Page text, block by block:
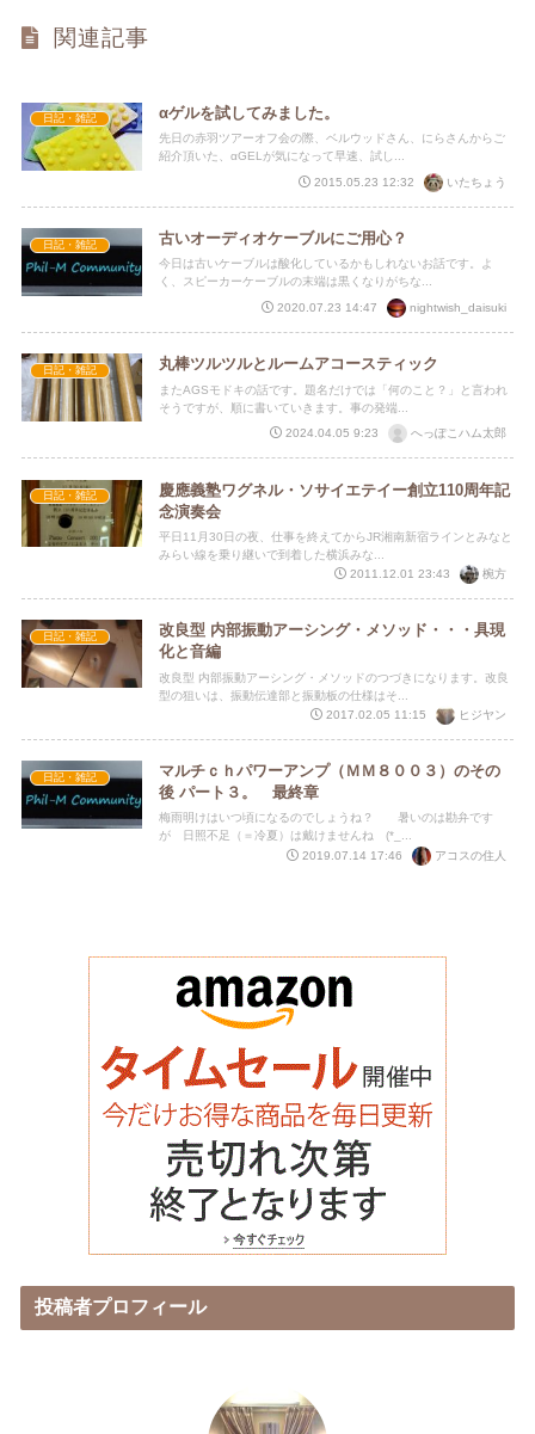
関連記事
日記・雑記 αゲルを試してみました。
先日の赤羽ツアーオフ会の際、ベルウッドさん、にらさんからご
紹介頂いた、αGELが気になって早速、試し...
2015.05.23 12:32 いたちょう
日記・雑記 古いオーディオケーブルにご用心？
今日は古いケーブルは酸化しているかもしれないお話です。よ
く、スピーカーケーブルの末端は黒くなりがちな...
2020.07.23 14:47
nightwish_daisuki
日記・雑記 丸棒ツルツルとルームアコースティック
またAGSモドキの話です。題名だけでは「何のこと？」と言われ
そうですが、順に書いていきます。事の発端...
2024.04.05 9:23
へっぽこハム太郎
日記・雑記
慶應義塾ワグネル・ソサイエテイー創立110周年記
念演奏会
平日11月30日の夜、仕事を終えてからJR湘南新宿ラインとみなと
みらい線を乗り継いで到着した横浜みな...
2011.12.01 23:43
椀方
日記・雑記
改良型 内部振動アーシング・メソッド・・・具現
化と音編
改良型 内部振動アーシング・メソッドのつづきになります。改良
型の狙いは、振動伝達部と振動板の仕様はそ...
2017.02.05 11:15
ヒジヤン
日記・雑記
マルチｃｈパワーアンプ（ＭＭ８００３）のその
後 パート３。 最終章
梅雨明けはいつ頃になるのでしょうね？ 暑いのは勘弁です
が 日照不足（＝冷夏）は戴けませんね (*_...
2019.07.14 17:46
アコスの住人
投稿者プロフィール